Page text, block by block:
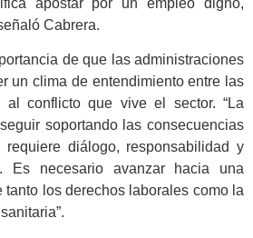
Cabrera.
de que las administraciones
un clima de entendimiento entre las
al conflicto que vive el sector. “La
soportando las consecuencias
diálogo, responsabilidad y
Es necesario avanzar hacia una
los derechos laborales como la